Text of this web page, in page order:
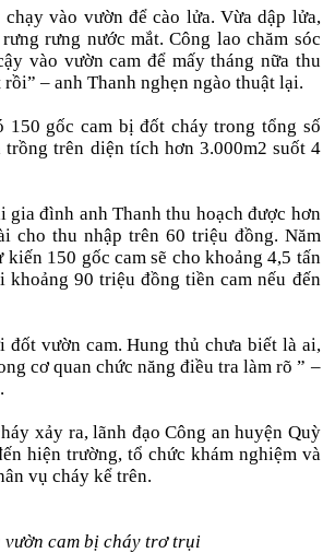
chạy vào vườn để cào lửa. Vừa dập lửa,
rưng nước mắt. Công lao chăm sóc
vào vườn cam để mấy tháng nữa thu
– anh Thanh nghẹn ngào thuật lại.
150 gốc cam bị đốt cháy trong tổng số
trồng trên diện tích hơn 3.000m2 suốt 4
gia đình anh Thanh thu hoạch được hơn
cho thu nhập trên 60 triệu đồng. Năm
kiến 150 gốc cam sẽ cho khoảng 4,5 tấn
khoảng 90 triệu đồng tiền cam nếu đến
đốt vườn cam. Hung thủ chưa biết là ai,
cơ quan chức năng điều tra làm rõ ” –
xảy ra, lãnh đạo Công an huyện Quỳ
hiện trường, tổ chức khám nghiệm và
vụ cháy kể trên.
vườn cam bị cháy trơ trụi